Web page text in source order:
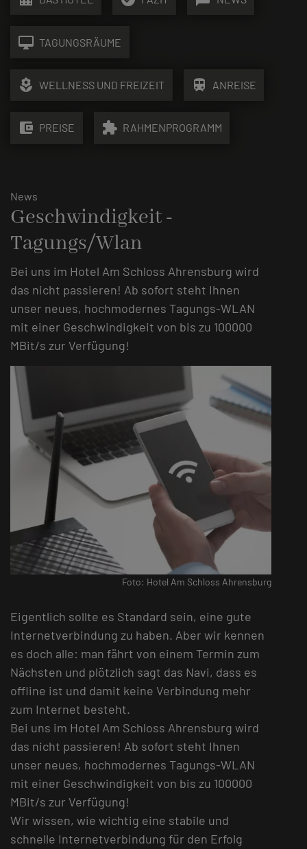
desktop_mac TAGUNGSRÄUME
local_florist WELLNESS UND FREIZEIT train ANREISE
account_balance_wallet PREISE extension RAHMENPROGRAMM
News
Geschwindigkeit -
Tagungs/Wlan
Bei uns im Hotel Am Schloss Ahrensburg wird
das nicht passieren! Ab sofort steht Ihnen
unser neues, hochmodernes Tagungs-WLAN
mit einer Geschwindigkeit von bis zu 100000
MBit/s zur Verfügung!
Foto: Hotel Am Schloss Ahrensburg
Eigentlich sollte es Standard sein, eine gute
Internetverbindung zu haben. Aber wir kennen
es doch alle: man fährt von einem Termin zum
Nächsten und plötzlich sagt das Navi, dass es
offline ist und damit keine Verbindung mehr
zum Internet besteht.
Bei uns im Hotel Am Schloss Ahrensburg wird
das nicht passieren! Ab sofort steht Ihnen
unser neues, hochmodernes Tagungs-WLAN
mit einer Geschwindigkeit von bis zu 100000
MBit/s zur Verfügung!
Wir wissen, wie wichtig eine stabile und
schnelle Internetverbindung für den Erfolg